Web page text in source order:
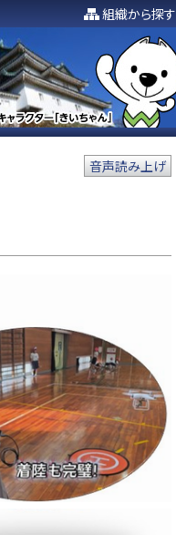
組織から探す
音声読み上げ